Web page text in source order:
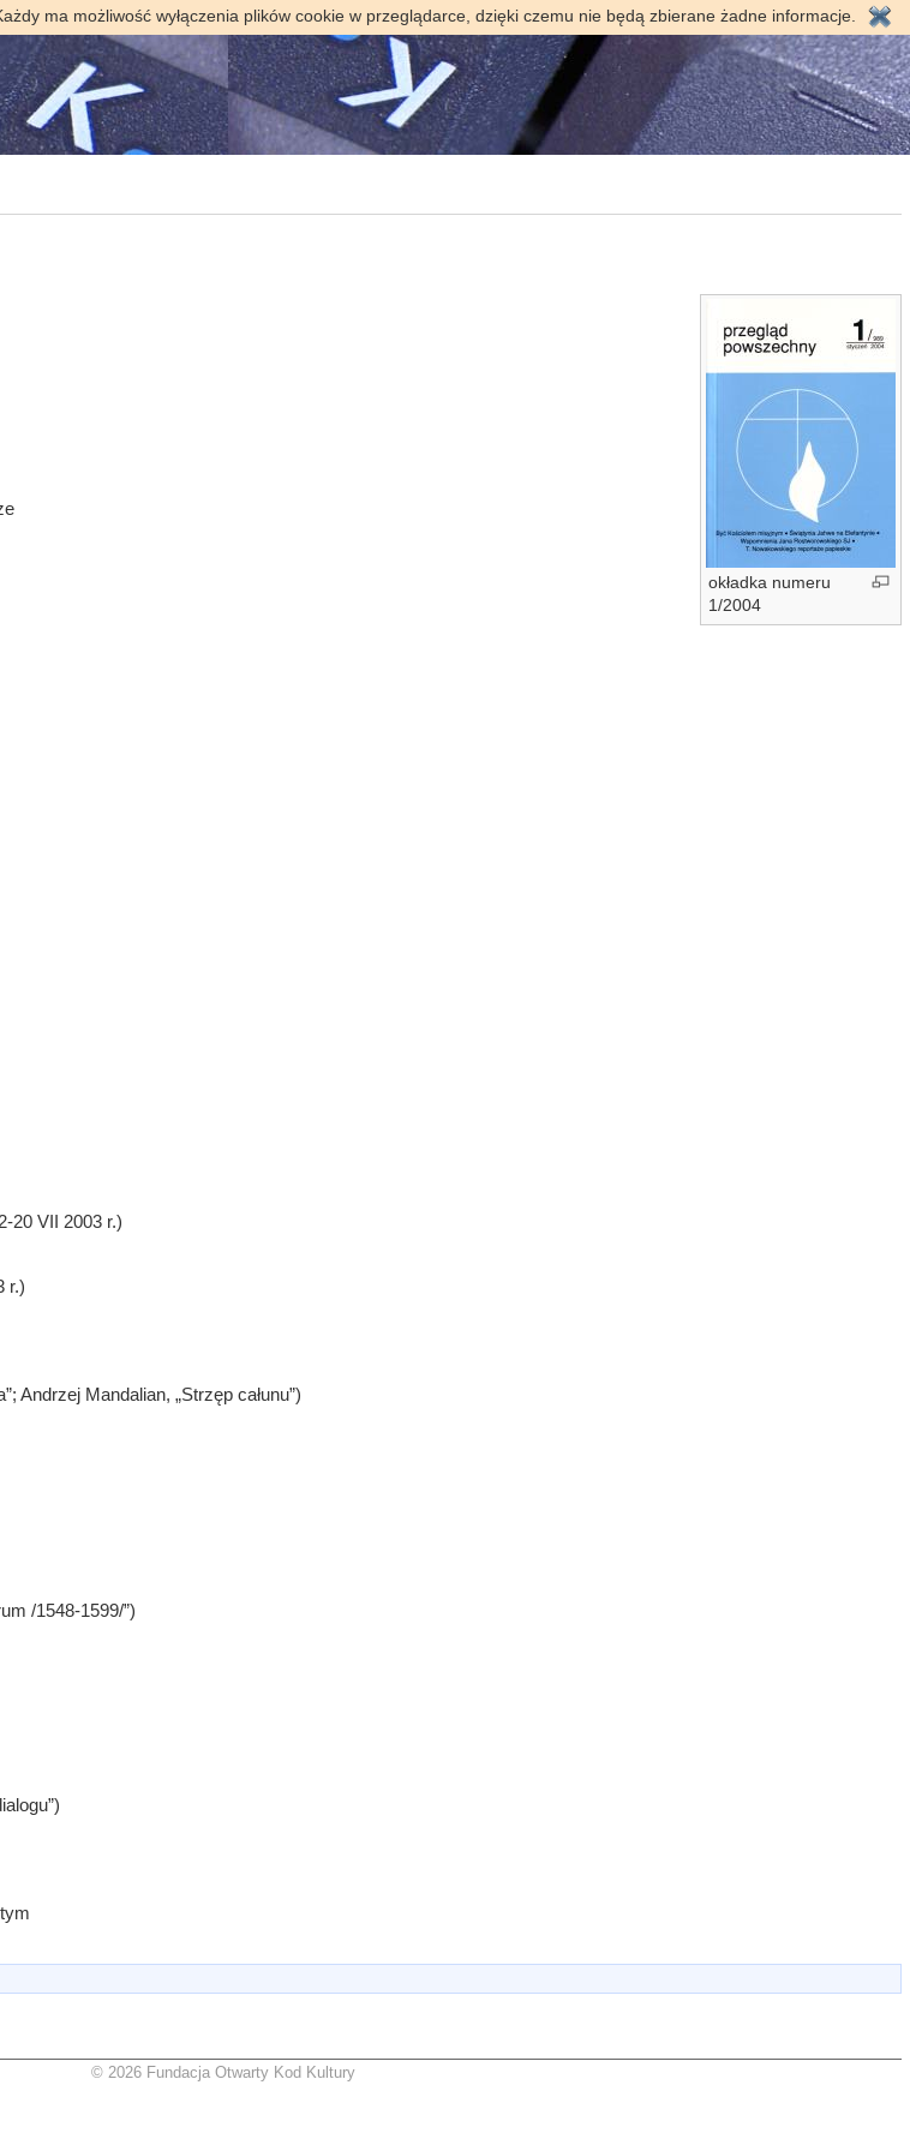
ma możliwość wyłączenia plików cookie w przeglądarce, dzięki czemu nie będą zbierane żadne informacje.
okładka numeru
1/2004
20 VII 2003 r.)
r.)
Andrzej Mandalian, „Strzęp całunu”)
/1548-1599/”)
© 2026 Fundacja Otwarty Kod Kultury